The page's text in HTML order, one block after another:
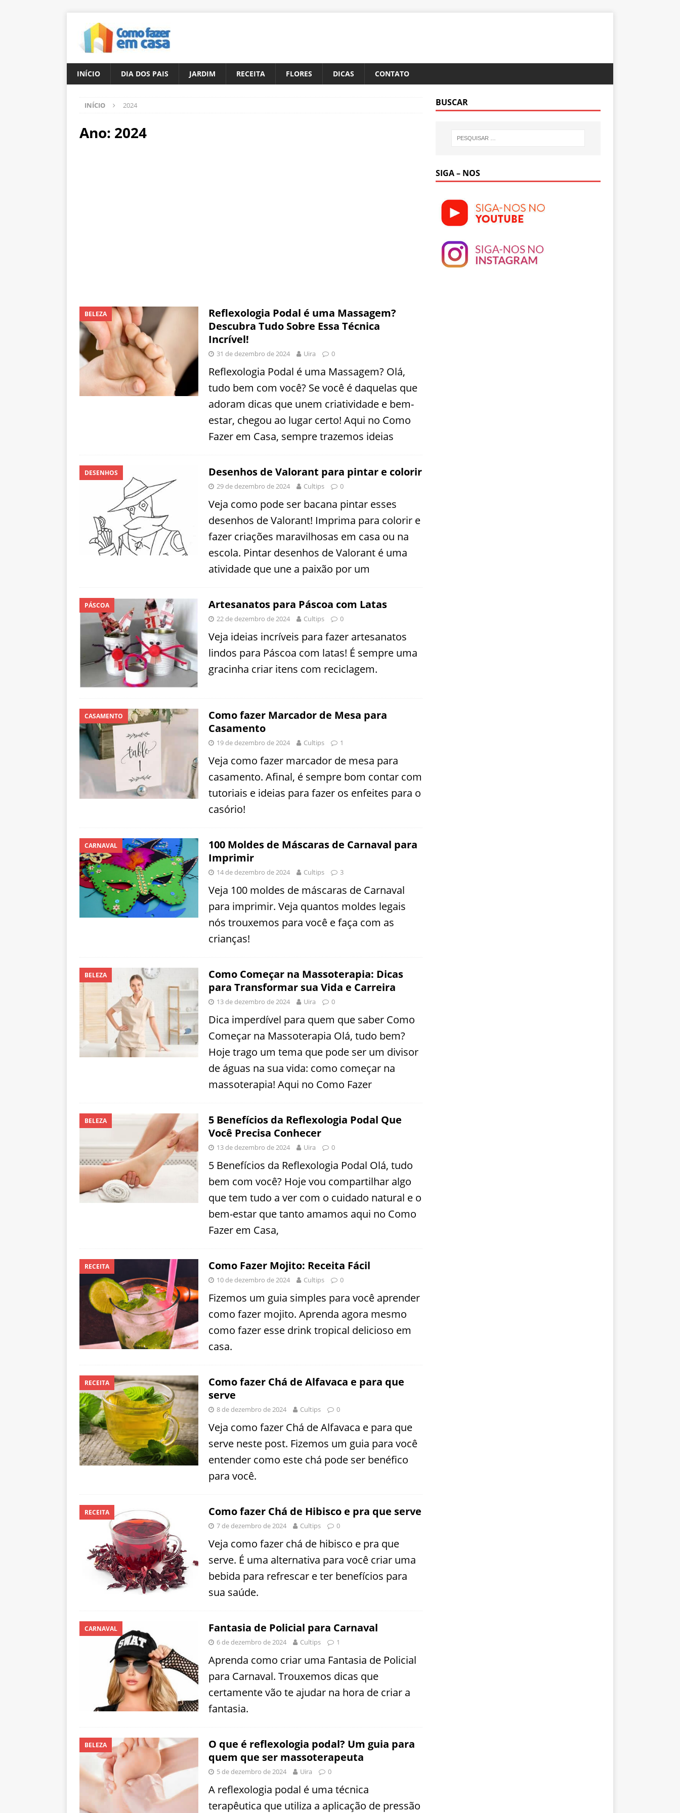
INÍCIO DIA DOS PAIS JARDIM RECEITA FLORES DICAS CONTATO
INÍCIO 2024
Ano: 2024
BELEZA
Reflexologia Podal é uma Massagem?
Descubra Tudo Sobre Essa Técnica
Incrível!
31 de dezembro de 2024 Uira 0
Reflexologia Podal é uma Massagem? Olá,
tudo bem com você? Se você é daquelas que
adoram dicas que unem criatividade e bem-
estar, chegou ao lugar certo! Aqui no Como
Fazer em Casa, sempre trazemos ideias
DESENHOS Desenhos de Valorant para pintar e colorir
29 de dezembro de 2024 Cultips 0
Veja como pode ser bacana pintar esses
desenhos de Valorant! Imprima para colorir e
fazer criações maravilhosas em casa ou na
escola. Pintar desenhos de Valorant é uma
atividade que une a paixão por um
PÁSCOA Artesanatos para Páscoa com Latas
22 de dezembro de 2024 Cultips 0
Veja ideias incríveis para fazer artesanatos
lindos para Páscoa com latas! É sempre uma
gracinha criar itens com reciclagem.
CASAMENTO
Como fazer Marcador de Mesa para
Casamento
19 de dezembro de 2024 Cultips 1
Veja como fazer marcador de mesa para
casamento. Afinal, é sempre bom contar com
tutoriais e ideias para fazer os enfeites para o
casório!
CARNAVAL
100 Moldes de Máscaras de Carnaval para
Imprimir
14 de dezembro de 2024 Cultips 3
Veja 100 moldes de máscaras de Carnaval
para imprimir. Veja quantos moldes legais
nós trouxemos para você e faça com as
crianças!
BELEZA
Como Começar na Massoterapia: Dicas
para Transformar sua Vida e Carreira
13 de dezembro de 2024 Uira 0
Dica imperdível para quem que saber Como
Começar na Massoterapia Olá, tudo bem?
Hoje trago um tema que pode ser um divisor
de águas na sua vida: como começar na
massoterapia! Aqui no Como Fazer
BELEZA
5 Benefícios da Reflexologia Podal Que
Você Precisa Conhecer
13 de dezembro de 2024 Uira 0
5 Benefícios da Reflexologia Podal Olá, tudo
bem com você? Hoje vou compartilhar algo
que tem tudo a ver com o cuidado natural e o
bem-estar que tanto amamos aqui no Como
Fazer em Casa,
RECEITA Como Fazer Mojito: Receita Fácil
10 de dezembro de 2024 Cultips 0
Fizemos um guia simples para você aprender
como fazer mojito. Aprenda agora mesmo
como fazer esse drink tropical delicioso em
casa.
RECEITA
Como fazer Chá de Alfavaca e para que
serve
8 de dezembro de 2024 Cultips 0
Veja como fazer Chá de Alfavaca e para que
serve neste post. Fizemos um guia para você
entender como este chá pode ser benéfico
para você.
RECEITA Como fazer Chá de Hibisco e pra que serve
7 de dezembro de 2024 Cultips 0
Veja como fazer chá de hibisco e pra que
serve. É uma alternativa para você criar uma
bebida para refrescar e ter benefícios para
sua saúde.
CARNAVAL Fantasia de Policial para Carnaval
6 de dezembro de 2024 Cultips 1
Aprenda como criar uma Fantasia de Policial
para Carnaval. Trouxemos dicas que
certamente vão te ajudar na hora de criar a
fantasia.
BELEZA
O que é reflexologia podal? Um guia para
quem que ser massoterapeuta
5 de dezembro de 2024 Uira 0
A reflexologia podal é uma técnica
terapêutica que utiliza a aplicação de pressão
BUSCAR
SIGA – NOS